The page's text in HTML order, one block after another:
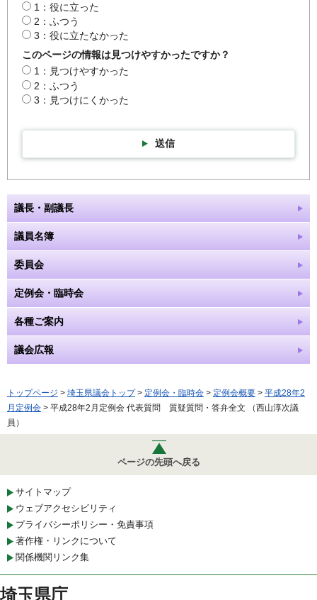
1：役に立った
2：ふつう
3：役に立たなかった
このページの情報は見つけやすかったですか？
1：見つけやすかった
2：ふつう
3：見つけにくかった
送信
議長・副議長
議員名簿
委員会
定例会・臨時会
各種ご案内
議会広報
トップページ > 埼玉県議会トップ> 定例会・臨時会 > 定例会概要 > 平成28年2
月定例会 > 平成28年2月定例会 代表質問 質疑質問・答弁全文 （西山淳次議
員）
ページの先頭へ戻る
サイトマップ
ウェブアクセシビリティ
プライバシーポリシー・免責事項
著作権・リンクについて
関係機関リンク集
埼玉県庁